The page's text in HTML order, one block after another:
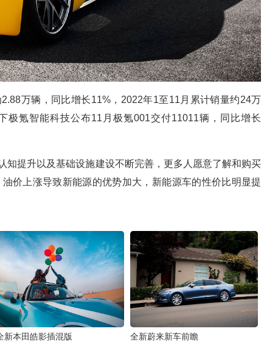
万辆，同比增长11%，2022年1至11月累计销量约24万
极氪智能科技公布11月极氪001交付11011辆，同比增长
提升以及基础设施建设不断完善，更多人愿意了解和购买
价上涨导致新能源的优势加大，新能源车的性价比明显提
新本田皓影插混版 全新蔚来新车前瞻